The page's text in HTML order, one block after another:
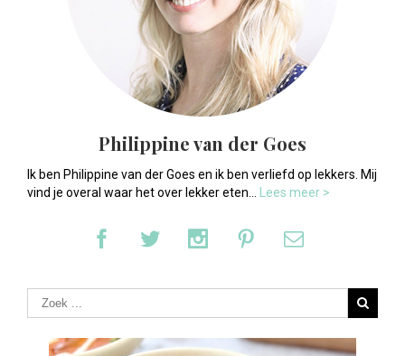
Philippine van der Goes
Ik ben Philippine van der Goes en ik ben verliefd op lekkers. Mij
vind je overal waar het over lekker eten...
Lees meer >